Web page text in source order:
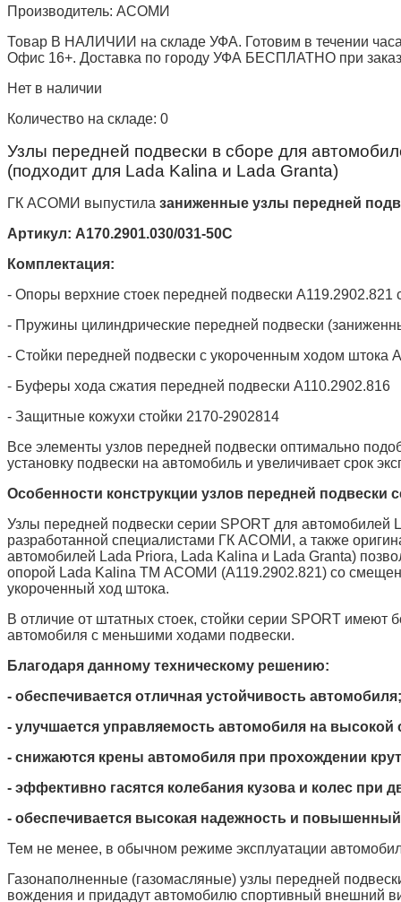
Производитель: АСОМИ
Товар В НАЛИЧИИ на складе УФА. Готовим в течении
Офис 16+. Доставка по городу УФА БЕСПЛАТНО при
Нет в наличии
Количество на складе: 0
Узлы передней подвески в сборе для
(подходит для Lada Kalina и Lada Granta)
ГК АСОМИ выпустила заниженные узлы передней
Артикул: А170.2901.030/031-50С
Комплектация:
- Опоры верхние стоек передней подвески
- Пружины цилиндрические передней подвески
- Стойки передней подвески с укороченным ходом штока
- Буферы хода сжатия передней подвески А110.2902.816
- Защитные кожухи стойки 2170-2902814
Все элементы узлов передней подвески оптимально
установку подвески на автомобиль и увеличивает срок
Особенности конструкции узлов передней подвески
Узлы передней подвески серии SPORT для автомобилей
разработанной специалистами ГК АСОМИ, а также
автомобилей Lada Priora, Lada Kalina и Lada Granta)
опорой Lada Kalina ТМ АСОМИ (А119.2902.821) со
укороченный ход штока.
В отличие от штатных стоек, стойки серии SPORT
автомобиля с меньшими ходами подвески.
Благодаря данному техническому решению:
- обеспечивается отличная устойчивость автомобиля;
- улучшается управляемость автомобиля на высокой
- снижаются крены автомобиля при прохождении
- эффективно гасятся колебания кузова и колес при
- обеспечивается высокая надежность и
Тем не менее, в обычном режиме эксплуатации
Газонаполненные (газомасляные) узлы передней
вождения и придадут автомобилю спортивный внешний